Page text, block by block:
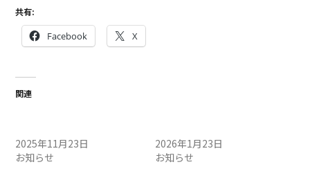
共有:
Facebook X
関連
2025年11月23日
お知らせ
2026年1月23日
お知らせ